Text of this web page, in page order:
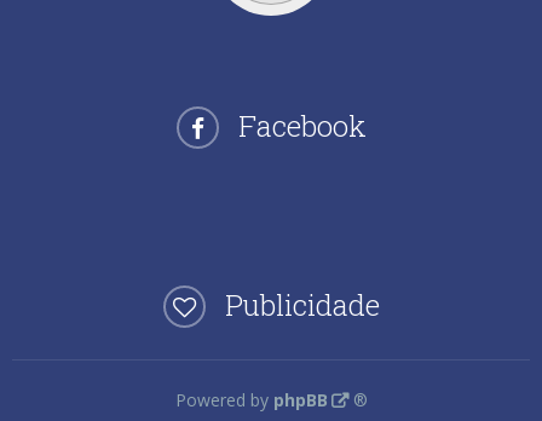
Facebook
Publicidade
Powered by phpBB ®